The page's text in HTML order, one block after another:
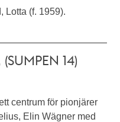
Lotta (f. 1959).
14)
centrum för pionjärer
Elin Wägner med